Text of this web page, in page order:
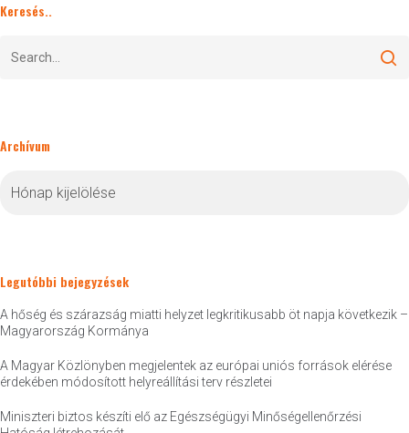
Keresés..
Archívum
Legutóbbi bejegyzések
A hőség és szárazság miatti helyzet legkritikusabb öt napja következik –
Magyarország Kormánya
A Magyar Közlönyben megjelentek az európai uniós források elérése
érdekében módosított helyreállítási terv részletei
Miniszteri biztos készíti elő az Egészségügyi Minőségellenőrzési